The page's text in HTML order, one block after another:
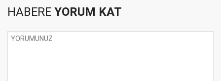
HABERE YORUM KAT